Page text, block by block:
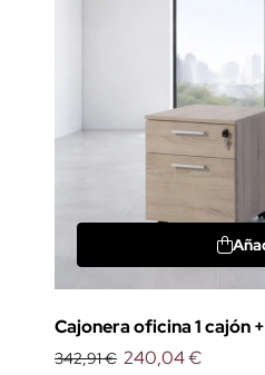
Cajonera oficina 1 cajón
342,91 € 240,04 €